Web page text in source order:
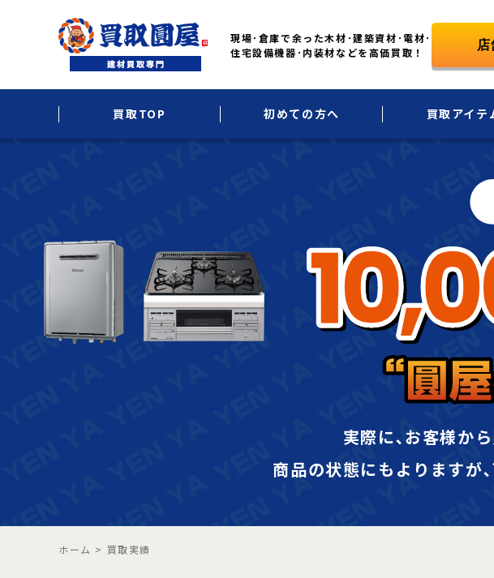
現場･倉庫で余った木材･建築資材･電材･
住宅設備機器･内装材などを高価買取！
買取TOP 初めての方へ 買取アイテ
実際に､お客様か
商品の状態にもよりますが
ホーム > 買取実績